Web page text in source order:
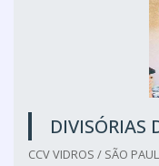
DIVISÓRIAS
CCV VIDROS / SÃO